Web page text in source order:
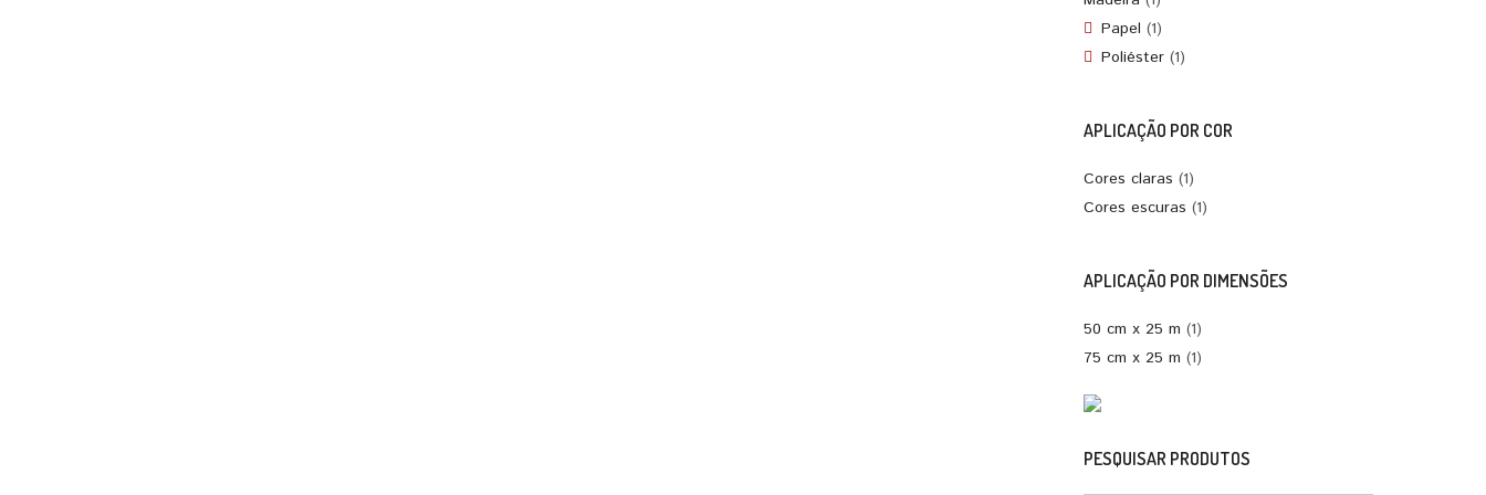
Papel (1)
Poliéster (1)
APLICAÇÃO POR COR
Cores claras (1)
Cores escuras (1)
APLICAÇÃO POR DIMENSÕES
50 cm x 25 m (1)
75 cm x 25 m (1)
PESQUISAR PRODUTOS